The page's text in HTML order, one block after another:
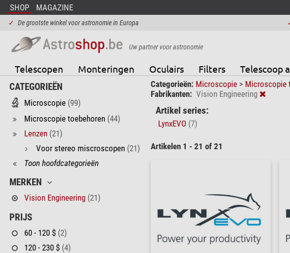
SHOP MAGAZINE
✓ De grootste winkel voor astronomie in Europa
Uw partner voor astronomie
Telescopen Monteringen Oculairs Filters Telescoop
CATEGORIEËN
Microscopie (99)
Microscopie toebehoren (44)
Lenzen (21)
Voor stereo miscroscopen (21)
Toon hoofdcategorieën
MERKEN
Vision Engineering (21)
PRIJS
60 - 120 $ (2)
120 - 230 $ (4)
Categorieën: Microscopie > Microscopie
Fabrikanten: Vision Engineering
Artikel series:
LynxEVO (7)
Artikelen 1 - 21 of 21